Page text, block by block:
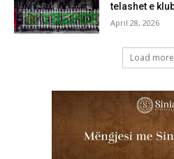
telashet e
April 28, 2026
Load more